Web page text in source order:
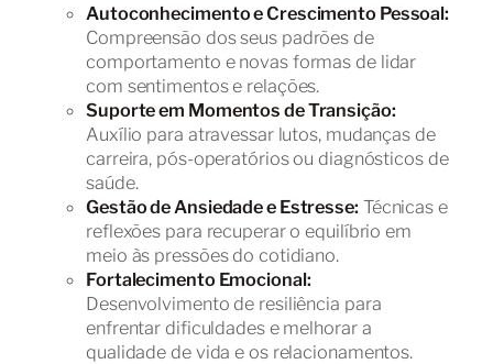
Autoconhecimento e Crescimento Pessoal:
Compreensão dos seus padrões de
comportamento e novas formas de lidar
com sentimentos e relações.
Suporte em Momentos de Transição:
Auxílio para atravessar lutos, mudanças de
carreira, pós-operatórios ou diagnósticos de
saúde.
Gestão de Ansiedade e Estresse: Técnicas e
reflexões para recuperar o equilíbrio em
meio às pressões do cotidiano.
Fortalecimento Emocional:
Desenvolvimento de resiliência para
enfrentar dificuldades e melhorar a
qualidade de vida e os relacionamentos.